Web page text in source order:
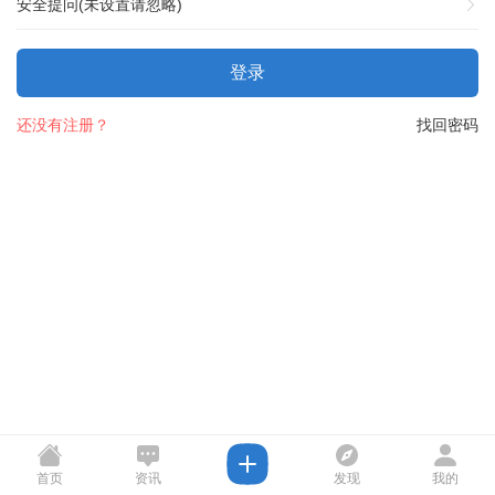
安全提问(未设置请忽略)
登录
找回密码
还没有注册？
首页 资讯 发现 我的